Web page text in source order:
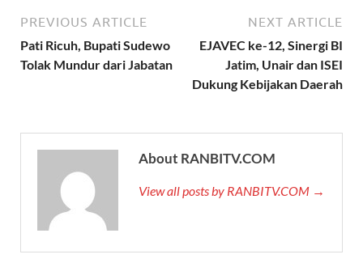
PREVIOUS ARTICLE
Pati Ricuh, Bupati Sudewo
Tolak Mundur dari Jabatan
NEXT ARTICLE
EJAVEC ke-12, Sinergi BI
Jatim, Unair dan ISEI
Dukung Kebijakan Daerah
About RANBITV.COM
View all posts by RANBITV.COM →